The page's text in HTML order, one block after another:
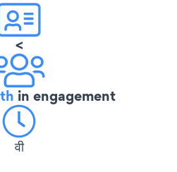
<
in engagement
वी